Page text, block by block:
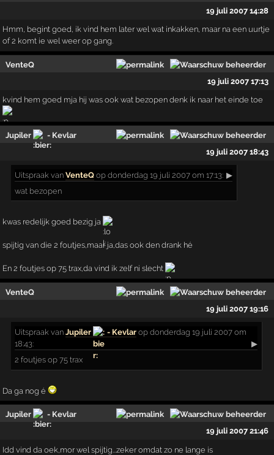
19 juli 2007 14:28
Hmm, begint goed, ik vind hem later wel wat inkakken, maar na een uurtje
of 2 komt ie wel weer op gang.
VenteQ
19 juli 2007 17:13
kvind hem goed mja hij was ook wat bezopen denk ik naar het einde toe
Jupiler
- Kevlar
19 juli 2007 18:43
Uitspraak vanVenteQ op donderdag 19 juli 2007 om 17:13: ▶
wat bezopen
kwas redelijk goed bezig ja
spijtig van die 2 foutjes,maar ja,das ook den drank hé
En 2 foutjes op 75 trax,da vind ik zelf ni slecht
VenteQ
19 juli 2007 19:16
Uitspraak vanJupiler - Kevlar op donderdag 19 juli 2007 om
18:43:
▶
2 foutjes op 75 trax
Da ga nog é
Jupiler
- Kevlar
19 juli 2007 21:46
Idd vind da oek,mor wel spijtig...zeker omdat zo ne lange is